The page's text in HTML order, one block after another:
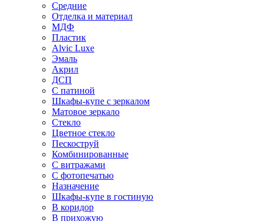
Средние
Отделка и материал
МДФ
Пластик
Alvic Luxe
Эмаль
Акрил
ДСП
С патиной
Шкафы-купе с зеркалом
Матовое зеркало
Стекло
Цветное стекло
Пескоструй
Комбинированные
С витражами
С фотопечатью
Назначение
Шкафы-купе в гостиную
В коридор
В прихожую